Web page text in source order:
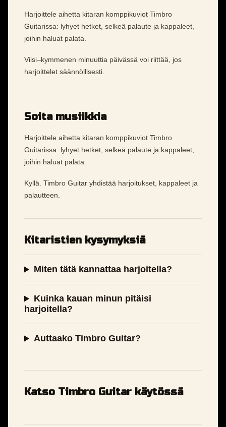
Harjoittele aihetta kitaran komppikuviot Timbro
Guitarissa: lyhyet hetket, selkeä palaute ja kappaleet,
joihin haluat palata.
Viisi–kymmenen minuuttia päivässä voi riittää, jos
harjoittelet säännöllisesti.
Soita musiikkia
Harjoittele aihetta kitaran komppikuviot Timbro
Guitarissa: lyhyet hetket, selkeä palaute ja kappaleet,
joihin haluat palata.
Kyllä. Timbro Guitar yhdistää harjoitukset, kappaleet ja
palautteen.
Kitaristien kysymyksiä
Miten tätä kannattaa harjoitella?
Kuinka kauan minun pitäisi
harjoitella?
Auttaako Timbro Guitar?
Katso Timbro Guitar käytössä